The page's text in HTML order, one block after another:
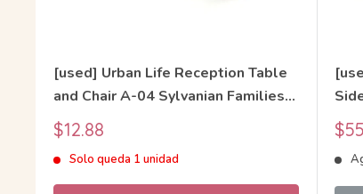
[used] Urban Life Reception Table
and Chair A-04 Sylvanian Families
Calico Critters
Precio
de
venta
$12.88
Solo queda 1 unidad
de